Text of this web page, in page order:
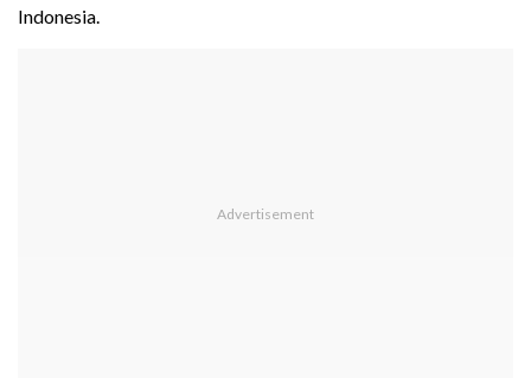
Indonesia.